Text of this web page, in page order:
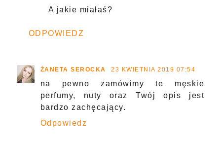
A jakie miałaś?
ODPOWIEDZ
ŻANETA SEROCKA 23 KWIETNIA 2019 07:54
na pewno zamówimy te męskie
perfumy, nuty oraz Twój opis jest
bardzo zachęcający.
Odpowiedz